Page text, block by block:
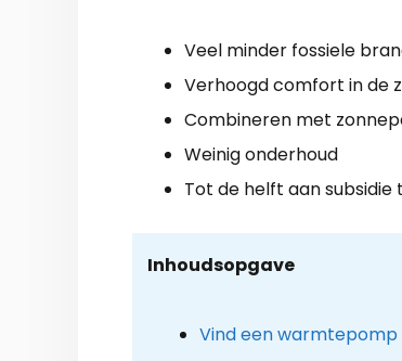
Veel minder fossiele
Verhoogd comfort in de
Combineren met
Weinig onderhoud
Tot de helft aan
Inhoudsopgave
Vind een